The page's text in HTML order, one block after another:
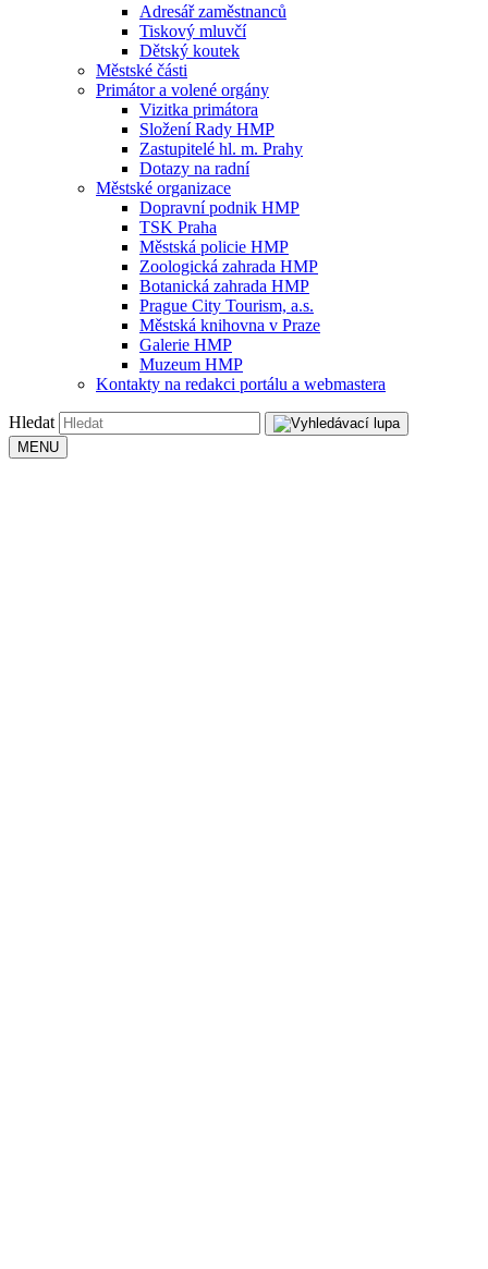
Adresář zaměstnanců
Tiskový mluvčí
Dětský koutek
Městské části
Primátor a volené orgány
Vizitka primátora
Složení Rady HMP
Zastupitelé hl. m. Prahy
Dotazy na radní
Městské organizace
Dopravní podnik HMP
TSK Praha
Městská policie HMP
Zoologická zahrada HMP
Botanická zahrada HMP
Prague City Tourism, a.s.
Městská knihovna v Praze
Galerie HMP
Muzeum HMP
Kontakty na redakci portálu a webmastera
Hledat
MENU